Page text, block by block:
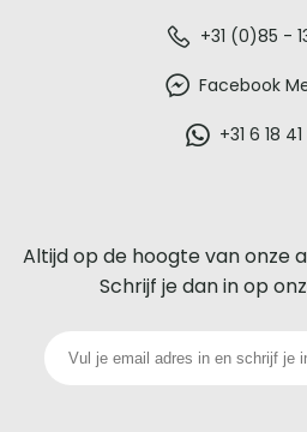
voor
iedere
telefoon
+31 (0)85 -
Facebook
+31 6 18
Altijd op de hoogte van onze
Schrijf je dan in op